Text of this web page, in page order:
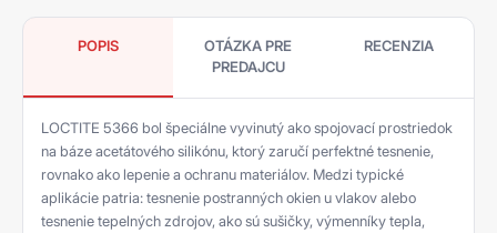
POPIS
OTÁZKA PRE
PREDAJCU
RECENZIA
LOCTITE 5366 bol špeciálne vyvinutý ako spojovací prostriedok
na báze acetátového silikónu, ktorý zaručí perfektné tesnenie,
rovnako ako lepenie a ochranu materiálov. Medzi typické
aplikácie patria: tesnenie postranných okien u vlakov alebo
tesnenie tepelných zdrojov, ako sú sušičky, výmenníky tepla,